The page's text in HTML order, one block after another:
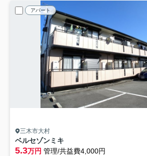
アパート
三木市大村
ベルセゾンミキ
5.3万円 管理/共益費4,000円